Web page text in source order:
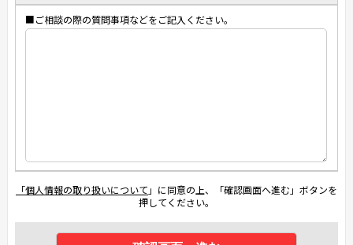
■ご相談の際の質問事項などをご記入ください。
「個人情報の取り扱いについて 」に同意の上、「確認画面へ進む」ボタンを
押してください。